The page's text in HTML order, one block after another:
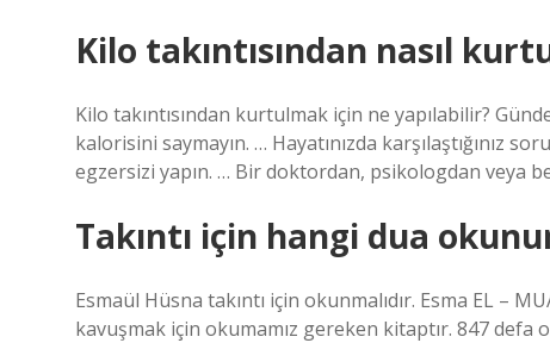
Kilo takıntısından nasıl
Kilo takıntısından kurtulmak için ne yapılabilir?
kalorisini saymayın. … Hayatınızda karşılaştığınız
egzersizi yapın. … Bir doktordan, psikologdan veya
Takıntı için hangi dua
Esmaül Hüsna takıntı için okunmalıdır. Esma EL –
kavuşmak için okumamız gereken kitaptır. 847 defa